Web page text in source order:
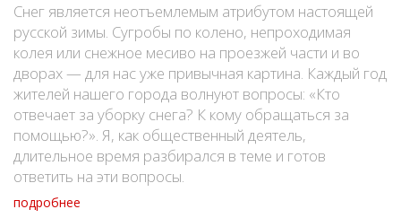
Снег является неотъемлемым атрибутом настоящей
русской зимы. Сугробы по колено, непроходимая
колея или снежное месиво на проезжей части и во
дворах — для нас уже привычная картина. Каждый год
жителей нашего города волнуют вопросы: «Кто
отвечает за уборку снега? К кому обращаться за
помощью?». Я, как общественный деятель,
длительное время разбирался в теме и готов
ответить на эти вопросы.
подробнее